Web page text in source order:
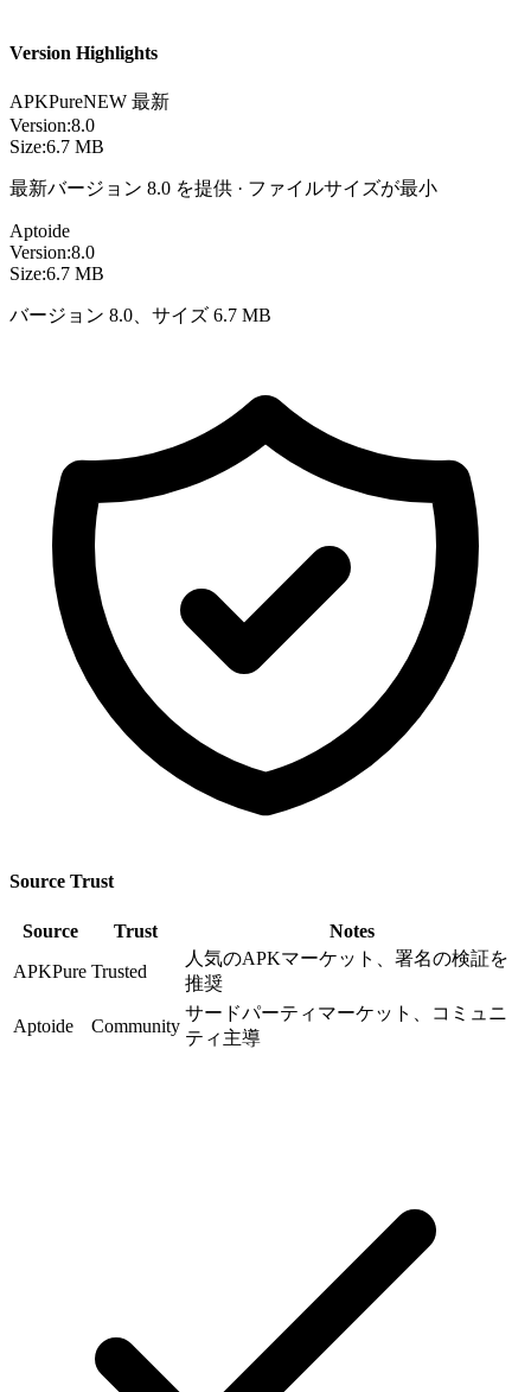
Version Highlights
APKPureNEW 最新
Version:8.0
Size:6.7 MB
最新バージョン 8.0 を提供 · ファイルサイズが最小
Aptoide
Version:8.0
Size:6.7 MB
バージョン 8.0、サイズ 6.7 MB
Source Trust
Source Trust
Notes
APKPure Trusted
人気のAPKマーケット、署名の検証を
推奨
Aptoide Community
サードパーティマーケット、コミュニ
ティ主導